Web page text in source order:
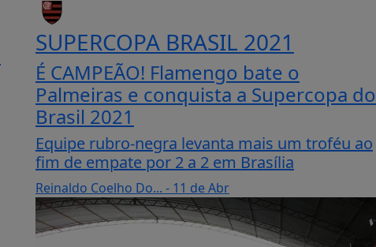
SUPERCOPA BRASIL 2021
É CAMPEÃO! Flamengo bate o
Palmeiras e conquista a Supercopa do
Brasil 2021
Equipe rubro-negra levanta mais um troféu ao
fim de empate por 2 a 2 em Brasília
Reinaldo Coelho Do... - 11 de Abr